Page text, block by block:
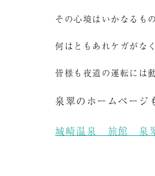
その心境はいかなるも
何はともあれケガがな
皆様も夜道の運転には
泉翠のホームページ
城崎温泉 旅館 泉